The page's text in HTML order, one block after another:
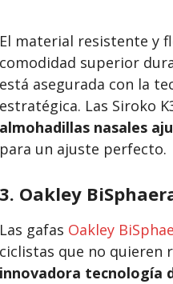
El material resistente y
comodidad superior
está asegurada con la
estratégica. Las Siroko
almohadillas nasales
para un ajuste perfecto.
3. Oakley
Las gafas Oakley
ciclistas que no quieren
innovadora tecnología